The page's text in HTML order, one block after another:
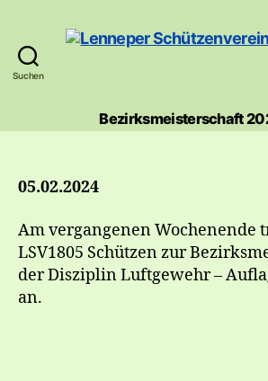
Suchen
1805
Bezirksmeisterschaft
05.02.2024
Am vergangenen Wochenende
LSV1805 Schützen zur
der Disziplin Luftgewehr –
an.